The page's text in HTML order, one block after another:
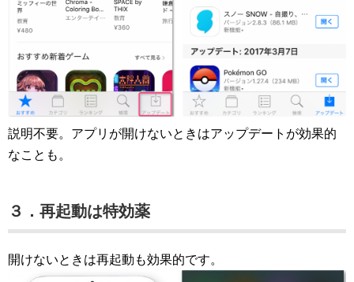
説明不要。アプリが開けないときはアップデートが効果的
なことも。
３．再起動は特効薬
開けないときは再起動も効果的です。